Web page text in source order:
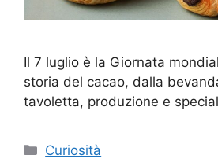
Il 7 luglio è la Giornata
storia del cacao, dalla
tavoletta, produzione e
Categorie
Curiosità